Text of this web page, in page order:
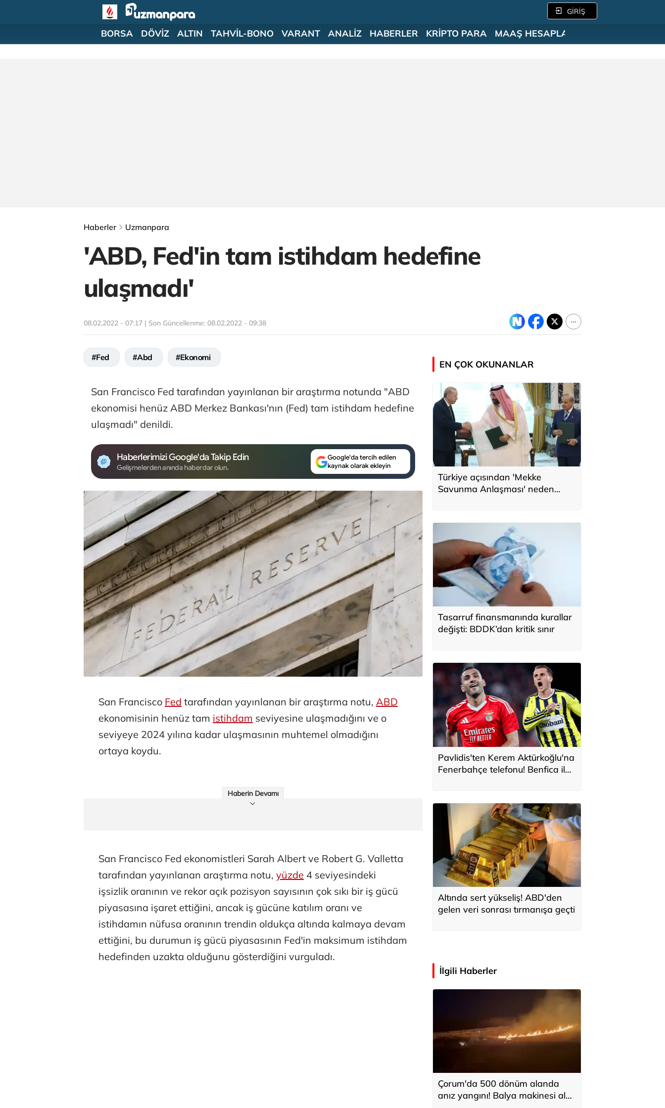
GİRİŞ
BORSA DÖVİZ ALTIN TAHVİL-BONO VARANT ANALİZ HABERLER KRİPTO PARA MAAŞ HESAPLAMA
Haberler Uzmanpara
'ABD, Fed'in tam istihdam hedefine
ulaşmadı'
08.02.2022 - 07:17 | Son Güncellenme: 08.02.2022 - 09:38
#Fed #Abd #Ekonomi
San Francisco Fed tarafından yayınlanan bir araştırma notunda "ABD
ekonomisi henüz ABD Merkez Bankası'nın (Fed) tam istihdam hedefine
ulaşmadı" denildi.
Haberlerimizi Google'da Takip Edin
Gelişmelerden anında haberdar olun.
Google'da tercih edilen
kaynak olarak ekleyin
San Francisco Fed tarafından yayınlanan bir araştırma notu, ABD
ekonomisinin henüz tam istihdam seviyesine ulaşmadığını ve o
seviyeye 2024 yılına kadar ulaşmasının muhtemel olmadığını
ortaya koydu.
Haberin Devamı
San Francisco Fed ekonomistleri Sarah Albert ve Robert G. Valletta
tarafından yayınlanan araştırma notu, yüzde 4 seviyesindeki
işsizlik oranının ve rekor açık pozisyon sayısının çok sıkı bir iş gücü
piyasasına işaret ettiğini, ancak iş gücüne katılım oranı ve
istihdamın nüfusa oranının trendin oldukça altında kalmaya devam
ettiğini, bu durumun iş gücü piyasasının Fed'in maksimum istihdam
hedefinden uzakta olduğunu gösterdiğini vurguladı.
EN ÇOK OKUNANLAR
Türkiye açısından 'Mekke
Savunma Anlaşması' neden
Tasarruf finansmanında kurallar
değişti: BDDK’dan kritik sınır
Pavlidis'ten Kerem Aktürkoğlu'na
Fenerbahçe telefonu! Benfica ile
Altında sert yükseliş! ABD'den
gelen veri sonrası tırmanışa geçti
İlgili Haberler
Çorum'da 500 dönüm alanda
anız yangını! Balya makinesi alev